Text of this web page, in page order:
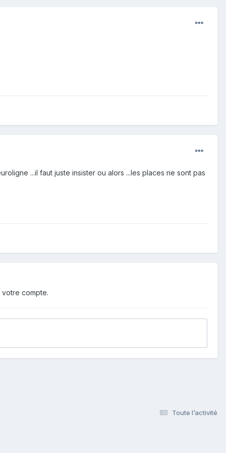
...il faut juste insister ou alors ...les places ne sont pas
compte.
Toute l’activité